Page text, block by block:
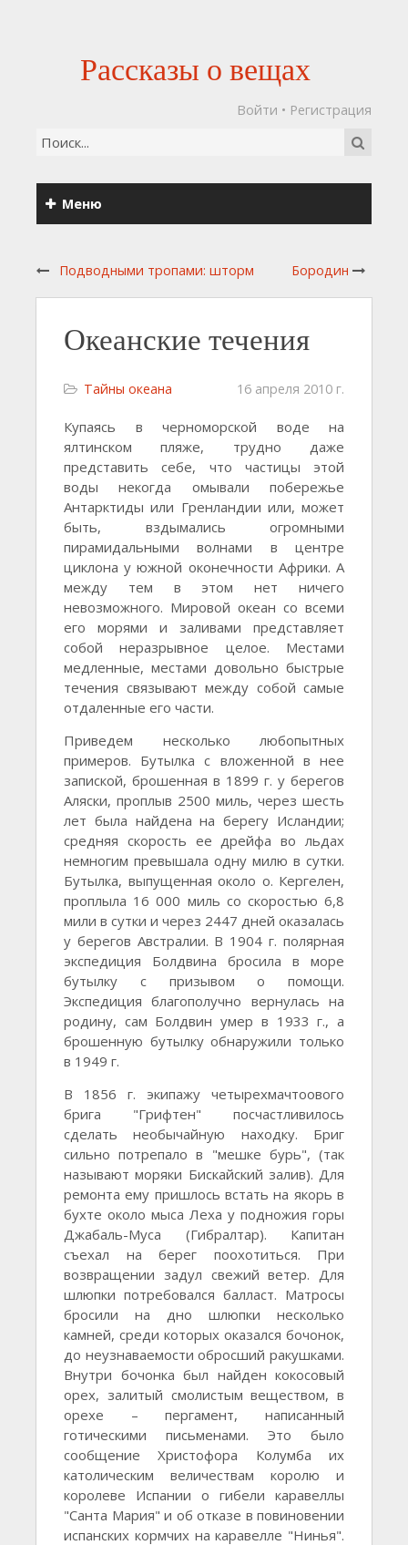
Рассказы о вещах
Войти • Регистрация
Меню
Подводными тропами: шторм Бородин
Океанские течения
Тайны океана 16 апреля 2010 г.
Купаясь в черноморской воде на
ялтинском пляже, трудно даже
представить себе, что частицы этой
воды некогда омывали побережье
Антарктиды или Гренландии или, может
быть, вздымались огромными
пирамидальными волнами в центре
циклона у южной оконечности Африки. А
между тем в этом нет ничего
невозможного. Мировой океан со всеми
его морями и заливами представляет
собой неразрывное целое. Местами
медленные, местами довольно быстрые
течения связывают между собой самые
отдаленные его части.
Приведем несколько любопытных
примеров. Бутылка с вложенной в нее
запиской, брошенная в 1899 г. у берегов
Аляски, проплыв 2500 миль, через шесть
лет была найдена на берегу Исландии;
средняя скорость ее дрейфа во льдах
немногим превышала одну милю в сутки.
Бутылка, выпущенная около о. Кергелен,
проплыла 16 000 миль со скоростью 6,8
мили в сутки и через 2447 дней оказалась
у берегов Австралии. В 1904 г. полярная
экспедиция Болдвина бросила в море
бутылку с призывом о помощи.
Экспедиция благополучно вернулась на
родину, сам Болдвин умер в 1933 г., а
брошенную бутылку обнаружили только
в 1949 г.
В 1856 г. экипажу четырехмачтоового
брига "Грифтен" посчастливилось
сделать необычайную находку. Бриг
сильно потрепало в "мешке бурь", (так
называют моряки Бискайский залив). Для
ремонта ему пришлось встать на якорь в
бухте около мыса Леха у подножия горы
Джабаль-Муса (Гибралтар). Капитан
съехал на берег поохотиться. При
возвращении задул свежий ветер. Для
шлюпки потребовался балласт. Матросы
бросили на дно шлюпки несколько
камней, среди которых оказался бочонок,
до неузнаваемости обросший ракушками.
Внутри бочонка был найден кокосовый
орех, залитый смолистым веществом, в
орехе – пергамент, написанный
готическими письменами. Это было
сообщение Христофора Колумба их
католическим величествам королю и
королеве Испании о гибели каравеллы
"Санта Мария" и об отказе в повиновении
испанских кормчих на каравелле "Нинья".